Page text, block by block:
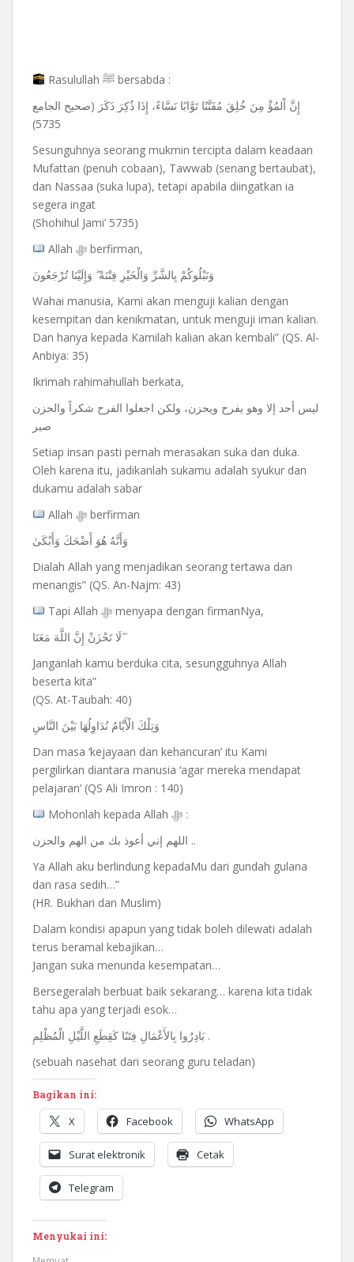
Rasulullah ﷺ bersabda :
إِنَّ اْلمُؤْ مِنَ خُلِقَ مُفَتَّنًا تَوَّابًا نَسَّاءً، إِذَا ذُكِرَ ذَكَرَ (صحيح الجامع
5735)
Sesunguhnya seorang mukmin tercipta dalam keadaan
Mufattan (penuh cobaan), Tawwab (senang bertaubat),
dan Nassaa (suka lupa), tetapi apabila diingatkan ia
segera ingat
(Shohihul Jami’ 5735)
Allah ﷻ berfirman,
وَنَبْلُوكُمْ بِالشَّرِّ وَالْخَيْرِ فِتْنَةً ۖ وَإِلَيْنَا تُرْجَعُونَ
Wahai manusia, Kami akan menguji kalian dengan
kesempitan dan kenikmatan, untuk menguji iman kalian.
Dan hanya kepada Kamilah kalian akan kembali” (QS. Al-
Anbiya: 35)
Ikrimah rahimahullah berkata,
ليس أحد إلا وهو يفرح ويحزن، ولكن اجعلوا الفرح شكراً والحزن
صبر
Setiap insan pasti pernah merasakan suka dan duka.
Oleh karena itu, jadikanlah sukamu adalah syukur dan
dukamu adalah sabar
Allah ﷻ berfirman
وَأَنَّهُ هُوَ أَضْحَكَ وَأَبْكَىٰ
Dialah Allah yang menjadikan seorang tertawa dan
menangis” (QS. An-Najm: 43)
Tapi Allah ﷻ menyapa dengan firmanNya,
لَا تَحْزَنْ إِنَّ اللَّهَ مَعَنَا ۖ
Janganlah kamu berduka cita, sesungguhnya Allah
beserta kita”
(QS. At-Taubah: 40)
وَتِلْكَ الْأَيَّامُ نُدَاوِلُهَا بَيْنَ النَّاسِ
Dan masa ‘kejayaan dan kehancuran’ itu Kami
pergilirkan diantara manusia ‘agar mereka mendapat
pelajaran’ (QS Ali Imron : 140)
Mohonlah kepada Allah ﷻ :
اللهم إني أعوذ بك من الهم والحزن ..
Ya Allah aku berlindung kepadaMu dari gundah gulana
dan rasa sedih…”
(HR. Bukhari dan Muslim)
Dalam kondisi apapun yang tidak boleh dilewati adalah
terus beramal kebajikan…
Jangan suka menunda kesempatan…
Bersegeralah berbuat baik sekarang… karena kita tidak
tahu apa yang terjadi esok…
بَادِرُوا بِالأَعْمَالِ فِتَنًا كَقِطَعِ اللَّيْلِ الْمُظْلِمِ .
(sebuah nasehat dari seorang guru teladan)
Bagikan ini:
X Facebook WhatsApp
Surat elektronik Cetak
Telegram
Menyukai ini: